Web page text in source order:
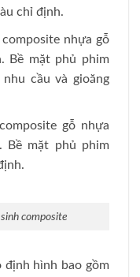
chỉ định.
nhựa gỗ
Bề mặt phủ phim
cầu và gioăng
gỗ nhựa
Bề mặt phủ phim
composite
định hình bao gồm